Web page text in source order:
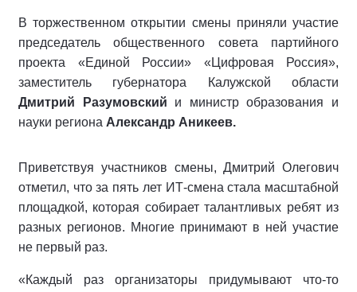
В торжественном открытии смены приняли участие
председатель общественного совета партийного
проекта «Единой России» «Цифровая Россия»,
заместитель губернатора Калужской области
Дмитрий Разумовский и министр образования и
науки региона Александр Аникеев.
Приветствуя участников смены, Дмитрий Олегович
отметил, что за пять лет ИТ-смена стала масштабной
площадкой, которая собирает талантливых ребят из
разных регионов. Многие принимают в ней участие
не первый раз.
«Каждый раз организаторы придумывают что-то